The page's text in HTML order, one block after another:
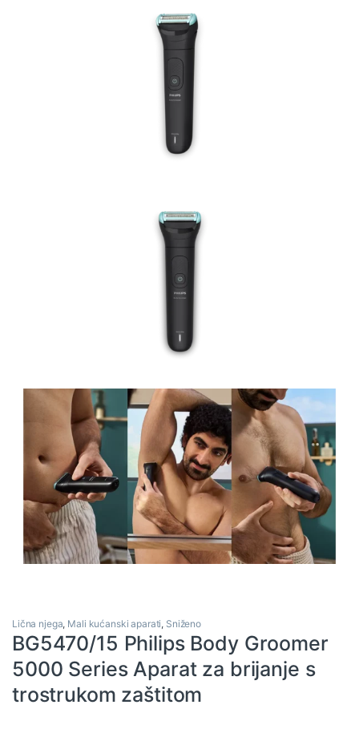
Lična njega, Mali kućanski aparati, Sniženo
BG5470/15 Philips Body Groomer
5000 Series Aparat za brijanje s
trostrukom zaštitom